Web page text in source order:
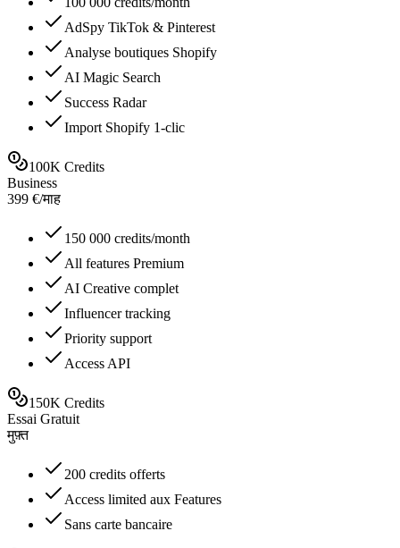
AdSpy TikTok & Pinterest
Analyse boutiques Shopify
AI Magic Search
Success Radar
Import Shopify 1-clic
100K Credits
Business
399 €/माह
150 000 credits/month
All features Premium
AI Creative complet
Influencer tracking
Priority support
Access API
150K Credits
Essai Gratuit
मुफ़्त
200 credits offerts
Access limited aux Features
Sans carte bancaire